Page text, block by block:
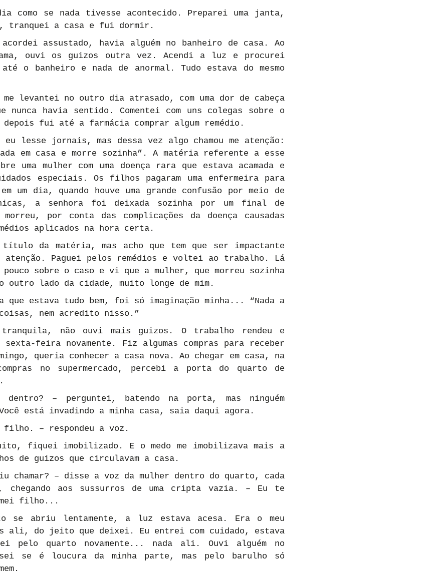
como se nada tivesse acontecido. Preparei uma janta,
tranquei a casa e fui dormir.
assustado, havia alguém no banheiro de casa. Ao
ouvi os guizos outra vez. Acendi a luz e procurei
o banheiro e nada de anormal. Tudo estava do mesmo
levantei no outro dia atrasado, com uma dor de cabeça
havia sentido. Comentei com uns colegas sobre o
fui até a farmácia comprar algum remédio.
eu lesse jornais, mas dessa vez algo chamou me atenção:
em casa e morre sozinha”. A matéria referente a esse
uma mulher com uma doença rara que estava acamada e
especiais. Os filhos pagaram uma enfermeira para
um dia, quando houve uma grande confusão por meio de
a senhora foi deixada sozinha por um final de
por conta das complicações da doença causadas
aplicados na hora certa.
título da matéria, mas acho que tem que ser impactante
atenção. Paguei pelos remédios e voltei ao trabalho. Lá
pouco sobre o caso e vi que a mulher, que morreu sozinha
outro lado da cidade, muito longe de mim.
que estava tudo bem, foi só imaginação minha... “Nada a
nem acredito nisso.”
tranquila, não ouvi mais guizos. O trabalho rendeu e
feira novamente. Fiz algumas compras para receber
queria conhecer a casa nova. Ao chegar em casa, na
no supermercado, percebi a porta do quarto de
dentro? – perguntei, batendo na porta, mas ninguém
está invadindo a minha casa, saia daqui agora.
filho. – respondeu a voz.
fiquei imobilizado. E o medo me imobilizava mais a
de guizos que circulavam a casa.
chamar? – disse a voz da mulher dentro do quarto, cada
chegando aos sussurros de uma cripta vazia. – Eu te
filho...
se abriu lentamente, a luz estava acesa. Era o meu
ali, do jeito que deixei. Eu entrei com cuidado, estava
pelo quarto novamente... nada ali. Ouvi alguém no
se é loucura da minha parte, mas pelo barulho só